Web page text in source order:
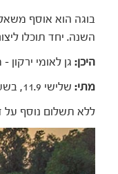
בוגה הוא אוסף
השנה. יחד תוכלו
היכן:גן לאומי
מתי:שלישי 11.9, בשעות: 11:00 -14:00
ללא תשלום נוסף על